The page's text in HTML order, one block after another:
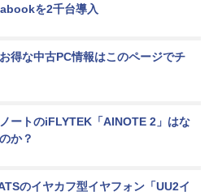
を2千台導入
得な中古PC情報はこのページでチ
ートのiFLYTEK「AINOTE 2」はな
か？
のイヤカフ型イヤフォン「UU2イ